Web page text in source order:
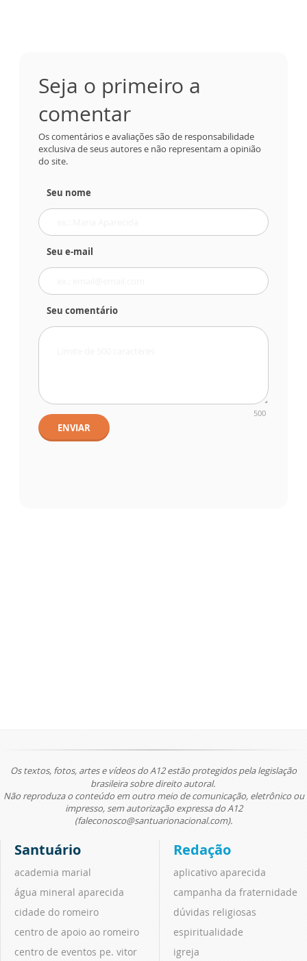
Seja o primeiro a
comentar
Os comentários e avaliações são de responsabilidade
exclusiva de seus autores e não representam a opinião
do site.
Seu nome
Seu e-mail
Seu comentário
500
ENVIAR
Os textos, fotos, artes e vídeos do A12 estão protegidos pela legislação
brasileira sobre direito autoral.
Não reproduza o conteúdo em outro meio de comunicação, eletrônico ou
impresso, sem autorização expressa do A12
(faleconosco@santuarionacional.com).
Santuário
academia marial
água mineral aparecida
cidade do romeiro
centro de apoio ao romeiro
centro de eventos pe. vitor
Redação
aplicativo aparecida
campanha da fraternidade
dúvidas religiosas
espiritualidade
igreja